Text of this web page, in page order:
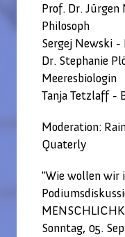
Prof. Dr.
Philosoph
Sergej Newski
Dr. Stephanie
Meeresbiologin
Tanja Tetzlaff -
Moderation:
Quaterly
"Wie wollen wir
Sonntag, 05.